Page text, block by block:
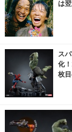
は
ス
化
枚